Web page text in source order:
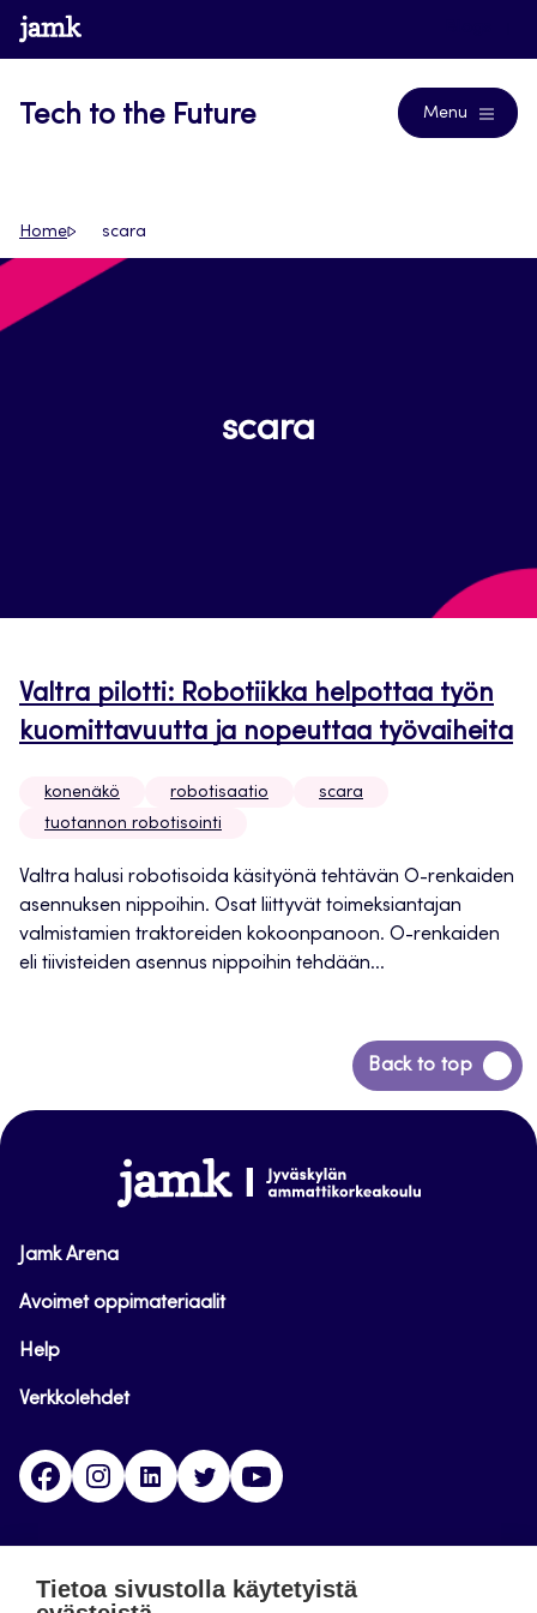
Siirry
suoraan
www.jamk.fi
Tech to the Future Menu
Home scara
scara
Valtra pilotti: Robotiikka helpottaa työn
kuomittavuutta ja nopeuttaa työvaiheita
konenäkö robotisaatio
scara
tuotannon robotisointi
Valtra halusi robotisoida käsityönä tehtävän O-renkaiden
asennuksen nippoihin. Osat liittyvät toimeksiantajan
valmistamien traktoreiden kokoonpanoon. O-renkaiden
eli tiivisteiden asennus nippoihin tehdään...
Back to top
Siirry
takaisin
www.jamk.fi
Jamk Arena
Avoimet oppimateriaalit
Help
Verkkolehdet
FacebookInstagramLinkedinTwitter
Tietoa sivustolla käytetyistä